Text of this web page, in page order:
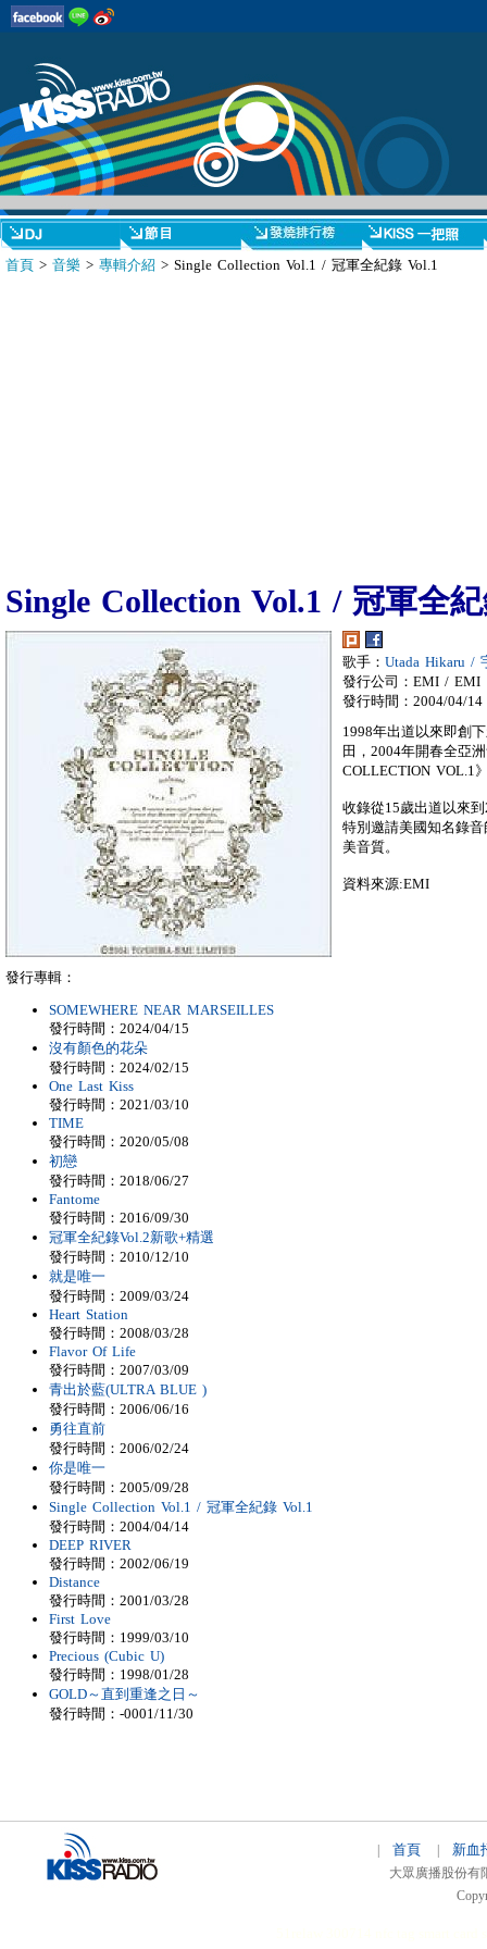
首頁 > 音樂 > 專輯介紹 > Single Collection Vol.1 / 冠軍全紀錄 Vol.1
Single Collection Vol.1 / 冠軍全
歌手： Utada Hikaru /
發行公司：EMI / EMI
發行時間：2004/04/14
1998年出道以來即創
田，2004年開春全亞
COLLECTION VOL.1
收錄從15歲出道以來
特別邀請美國知名錄音
美音質。
資料來源:EMI
發行專輯：
SOMEWHERE NEAR MARSEILLES
發行時間：2024/04/15
沒有顏色的花朵
發行時間：2024/02/15
One Last Kiss
發行時間：2021/03/10
TIME
發行時間：2020/05/08
初戀
發行時間：2018/06/27
Fantome
發行時間：2016/09/30
冠軍全紀錄Vol.2新歌+精選
發行時間：2010/12/10
就是唯一
發行時間：2009/03/24
Heart Station
發行時間：2008/03/28
Flavor Of Life
發行時間：2007/03/09
青出於藍(ULTRA BLUE )
發行時間：2006/06/16
勇往直前
發行時間：2006/02/24
你是唯一
發行時間：2005/09/28
Single Collection Vol.1 / 冠軍全紀錄 Vol.1
發行時間：2004/04/14
DEEP RIVER
發行時間：2002/06/19
Distance
發行時間：2001/03/28
First Love
發行時間：1999/03/10
Precious (Cubic U)
發行時間：1998/01/28
GOLD～直到重逢之日～
發行時間：-0001/11/30
| 首頁| 新血
大眾廣播股份有